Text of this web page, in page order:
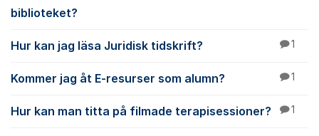
biblioteket?
Hur kan jag läsa Juridisk tidskrift? 1
Kommer jag åt E-resurser som alumn? 1
Hur kan man titta på filmade terapisessioner? 1